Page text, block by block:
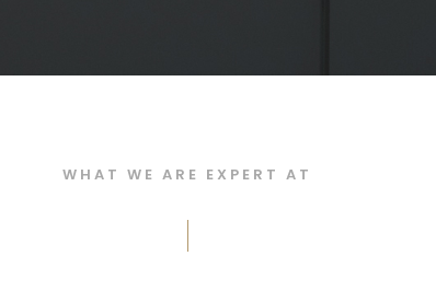
WHAT WE ARE EXPERT AT